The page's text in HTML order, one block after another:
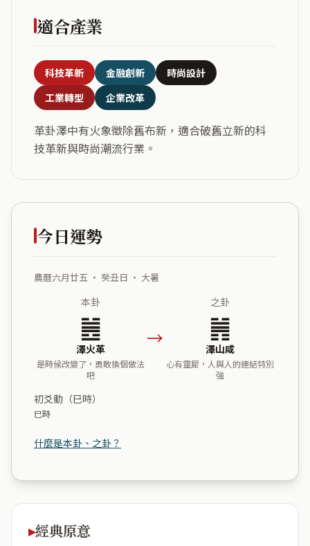
適合產業
科技革新 金融創新
時尚設計
工業轉型
企業改革
革卦澤中有火象徵除舊布新，適合破舊立新的科
技革新與時尚潮流行業。
今日運勢
農曆六月廿五 ・ 癸丑日 ・ 大暑
本卦
䷰
澤火革
是時候改變了，勇敢換個做法
吧
→
之卦
䷞
澤山咸
心有靈犀，人與人的連結特別
強
初爻動（巳時）
巳時
什麼是本卦、之卦？
經典原意